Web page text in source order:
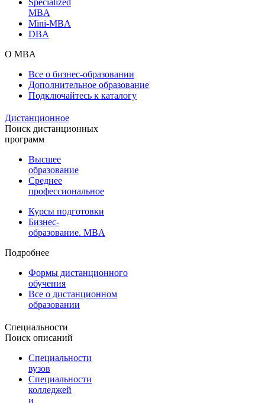
MBA
Mini-MBA
DBA
О MBA
Все о бизнес-образовании
Дополнительное образование
Подключайтесь к каталогу
Дистанционное
Поиск дистанционных
программ
Высшее
образование
Среднее
профессиональное
Курсы подготовки
Бизнес-
образование. MBA
Подробнее
Формы дистанционного
обучения
Все о дистанционном
образовании
Специальности
Поиск описаний
Специальности
вузов
Специальности
колледжей
и